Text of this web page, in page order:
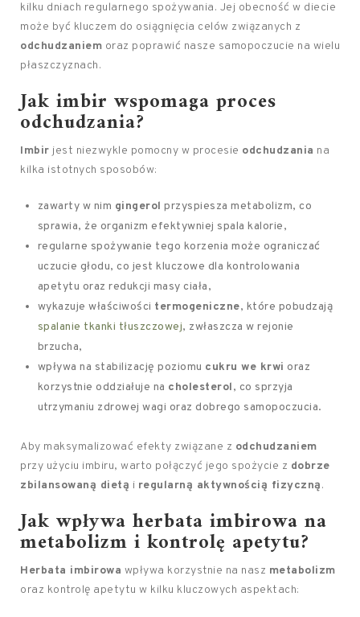
kilku dniach regularnego spożywania. Jej obecność w diecie
może być kluczem do osiągnięcia celów związanych z
odchudzaniem oraz poprawić nasze samopoczucie na wielu
płaszczyznach.
Jak imbir wspomaga proces
odchudzania?
Imbir jest niezwykle pomocny w procesie odchudzania na
kilka istotnych sposobów:
zawarty w nim gingerol przyspiesza metabolizm, co
sprawia, że organizm efektywniej spala kalorie,
regularne spożywanie tego korzenia może ograniczać
uczucie głodu, co jest kluczowe dla kontrolowania
apetytu oraz redukcji masy ciała,
wykazuje właściwości termogeniczne, które pobudzają
spalanie tkanki tłuszczowej, zwłaszcza w rejonie
brzucha,
wpływa na stabilizację poziomu cukru we krwi oraz
korzystnie oddziałuje na cholesterol, co sprzyja
utrzymaniu zdrowej wagi oraz dobrego samopoczucia.
Aby maksymalizować efekty związane z odchudzaniem
przy użyciu imbiru, warto połączyć jego spożycie z dobrze
zbilansowaną dietą i regularną aktywnością fizyczną.
Jak wpływa herbata imbirowa na
metabolizm i kontrolę apetytu?
Herbata imbirowa wpływa korzystnie na nasz metabolizm
oraz kontrolę apetytu w kilku kluczowych aspektach: